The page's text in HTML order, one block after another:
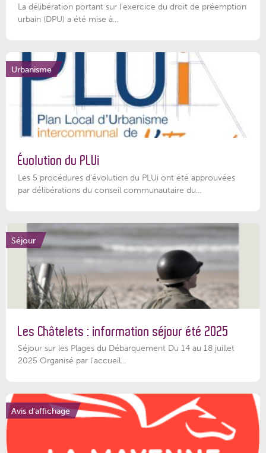
La délibération portant sur l’exercice du droit de préemption
urbain (DPU) a été mise à...
Urbanisme
Évolution du PLUi
Les 5 procédures d’évolution du PLUi ont été approuvées
par délibérations du conseil communautaire du...
Séjour
Les Châtelets : information séjour été 2025
Séjour sur les Plages du Débarquement Du 14 au 18 juillet
2025 Organisé par l’accueil...
Avis d'affichage